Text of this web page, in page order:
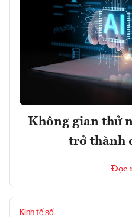
Không gian thử
trở thành
Đọc
Kinh tế số